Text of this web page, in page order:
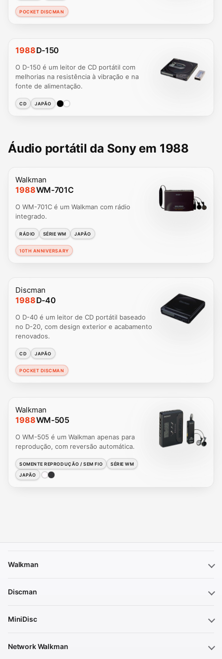
POCKET DISCMAN
1988D-150
O D-150 é um leitor de CD portátil com
melhorias na resistência à vibração e na
fonte de alimentação.
CD JAPÃO
Áudio portátil da Sony em 1988
Walkman
1988WM-701C
O WM-701C é um Walkman com rádio
integrado.
RÁDIO SÉRIE WM JAPÃO
10TH ANNIVERSARY
Discman
1988D-40
O D-40 é um leitor de CD portátil baseado
no D-20, com design exterior e acabamento
renovados.
CD JAPÃO
POCKET DISCMAN
Walkman
1988WM-505
O WM-505 é um Walkman apenas para
reprodução, com reversão automática.
SOMENTE REPRODUÇÃO / SEM FIO
SÉRIE WM
JAPÃO
Walkman
Discman
MiniDisc
Network Walkman